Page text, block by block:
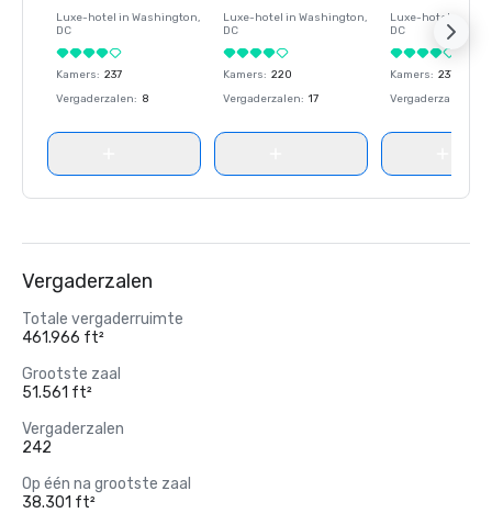
Luxe-hotel in Washington,
DC
Kamers: 237
Vergaderzalen: 8
Luxe-hotel in Washington,
DC
Kamers: 220
Vergaderzalen: 17
Luxe-hotel in
DC
Kamers: 237
Vergaderzalen
Vergaderzalen
Totale vergaderruimte
461.966 ft²
Grootste zaal
51.561 ft²
Vergaderzalen
242
Op één na grootste zaal
38.301 ft²